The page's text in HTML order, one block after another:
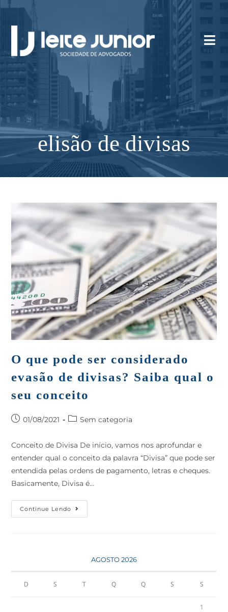
elisão de divisas
O que pode ser considerado
evasão de divisas? Saiba qual o
seu conceito
01/08/2021 Sem categoria
Conceito de Divisa De início, vamos nos aprofundar e
entender qual o conceito da palavra “Divisa” que pode ser
entendida pelas ordens de pagamento, letras e cheques.
Basicamente, Divisa é…
Continue Lendo
AGOSTO 2026
D S T Q Q S S
1